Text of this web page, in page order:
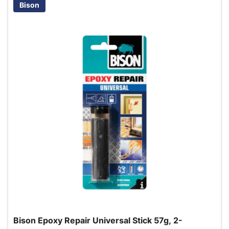
Bison
Bison Epoxy Repair Universal Stick 57g, 2-